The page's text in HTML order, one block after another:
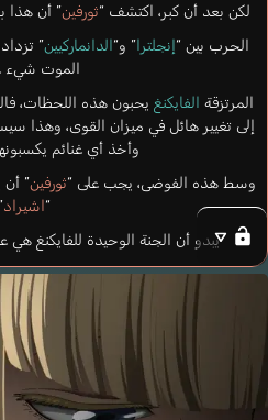
لكن بعد أن كبر، اكتشف “ثورفين” أن هذا
الحرب بين “إنجلترا” و“الدانماركيين”
الموت شيء
المرتزقة الفايكنغ يحبون هذه اللحظات،
إلى تغيير هائل في ميزان القوى، وهذا
وأخذ أي غنائم
وسط هذه الفوضى، يجب على “ثورفين” أن
“اشيراد
يبدو أن الجنة الوحيدة للفايكنغ